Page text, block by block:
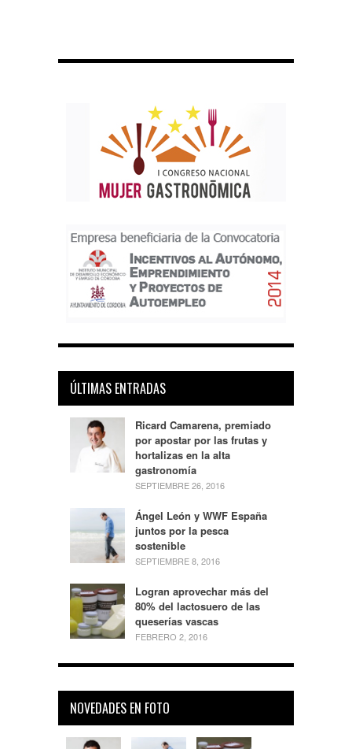
ÚLTIMAS ENTRADAS
Ricard Camarena, premiado
por apostar por las frutas y
hortalizas en la alta
gastronomía
SEPTIEMBRE 26, 2016
Ángel León y WWF España
juntos por la pesca
sostenible
SEPTIEMBRE 8, 2016
Logran aprovechar más del
80% del lactosuero de las
queserías vascas
FEBRERO 2, 2016
NOVEDADES EN FOTO